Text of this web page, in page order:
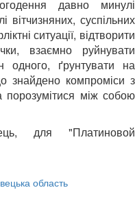
давно минулі
вітчизняних, суспільних
ситуації, відтворити
взаємно руйнувати
одного, ґрунтувати на
знайдено компроміси з
між собою
для "Платиновой
область